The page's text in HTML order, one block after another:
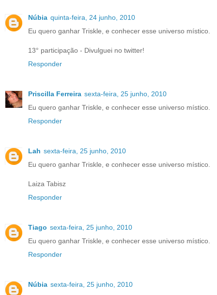
Núbia quinta-feira, 24 junho, 2010
Eu quero ganhar Triskle, e conhecer esse universo místico.
13° participação - Divulguei no twitter!
Responder
Priscilla Ferreira sexta-feira, 25 junho, 2010
Eu quero ganhar Triskle, e conhecer esse universo místico.
Responder
Lah sexta-feira, 25 junho, 2010
Eu quero ganhar Triskle, e conhecer esse universo místico.
Laiza Tabisz
Responder
Tiago sexta-feira, 25 junho, 2010
Eu quero ganhar Triskle, e conhecer esse universo místico.
Responder
Núbia sexta-feira, 25 junho, 2010